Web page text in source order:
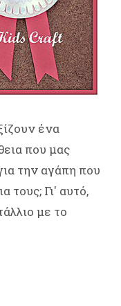
ένα
που μας
την αγάπη που
τους; Γι' αυτό,
με το